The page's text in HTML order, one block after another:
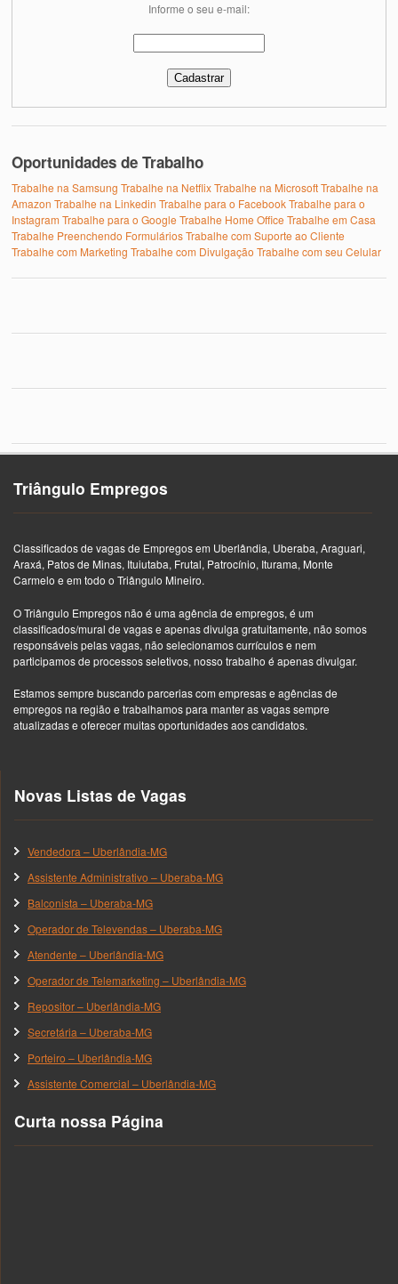
Informe o seu e-mail:
Oportunidades de Trabalho
Trabalhe na Samsung Trabalhe na NetflixTrabalhe na MicrosoftTrabalhe na
Amazon Trabalhe na Linkedin Trabalhe para o FacebookTrabalhe para o
Instagram Trabalhe para o Google Trabalhe Home Office Trabalhe em Casa
Trabalhe Preenchendo FormuláriosTrabalhe com Suporte ao Cliente
Trabalhe com Marketing Trabalhe com Divulgação Trabalhe com seu Celular
Triângulo Empregos
Classificados de vagas de Empregos em Uberlândia, Uberaba, Araguari,
Araxá, Patos de Minas, Ituiutaba, Frutal, Patrocínio, Iturama, Monte
Carmelo e em todo o Triângulo Mineiro.
O Triângulo Empregos não é uma agência de empregos, é um
classificados/mural de vagas e apenas divulga gratuitamente, não somos
responsáveis pelas vagas, não selecionamos currículos e nem
participamos de processos seletivos, nosso trabalho é apenas divulgar.
Estamos sempre buscando parcerias com empresas e agências de
empregos na região e trabalhamos para manter as vagas sempre
atualizadas e oferecer muitas oportunidades aos candidatos.
Novas Listas de Vagas
Vendedora – Uberlândia-MG
Assistente Administrativo – Uberaba-MG
Balconista – Uberaba-MG
Operador de Televendas – Uberaba-MG
Atendente – Uberlândia-MG
Operador de Telemarketing – Uberlândia-MG
Repositor – Uberlândia-MG
Secretária – Uberaba-MG
Porteiro – Uberlândia-MG
Assistente Comercial – Uberlândia-MG
Curta nossa Página